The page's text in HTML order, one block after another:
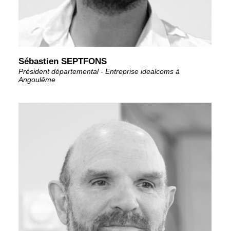
Sébastien SEPTFONS
Président départemental - Entreprise idealcoms à
Angoulême